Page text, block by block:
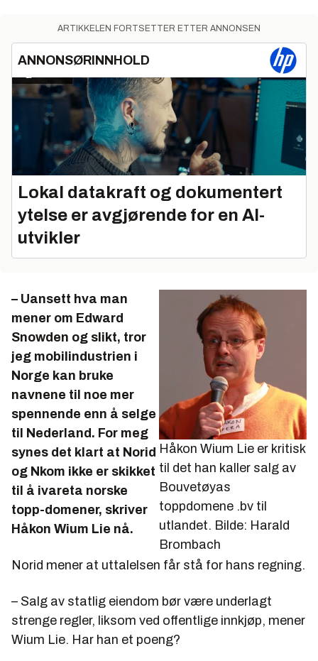
ARTIKKELEN FORTSETTER ETTER ANNONSEN
ANNONSØRINNHOLD
Lokal datakraft og dokumentert
ytelse er avgjørende for en AI-
utvikler
Håkon Wium Lie er kritisk
til det han kaller salg av
Bouvetøyas
toppdomene .bv til
utlandet. Bilde: Harald
Brombach
– Uansett hva man
mener om Edward
Snowden og slikt, tror
jeg mobilindustrien i
Norge kan bruke
navnene til noe mer
spennende enn å selge
til Nederland. For meg
synes det klart at Norid
og Nkom ikke er skikket
til å ivareta norske
topp-domener, skriver
Håkon Wium Lie nå.
Norid mener at uttalelsen får stå for hans regning.
– Salg av statlig eiendom bør være underlagt
strenge regler, liksom ved offentlige innkjøp, mener
Wium Lie. Har han et poeng?